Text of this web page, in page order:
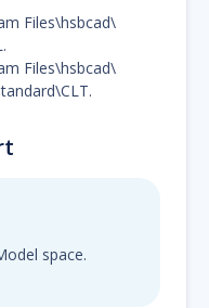
Files\hsbcad\
Files\hsbcad\
space.